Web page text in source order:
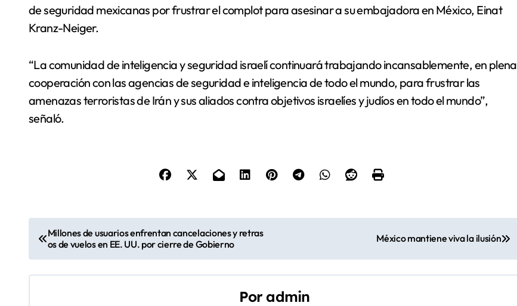
de seguridad mexicanas por frustrar el complot para asesinar a su embajadora en México, Einat
Kranz-Neiger.
“La comunidad de inteligencia y seguridad israelí continuará trabajando incansablemente, en plena
cooperación con las agencias de seguridad e inteligencia de todo el mundo, para frustrar las
amenazas terroristas de Irán y sus aliados contra objetivos israelíes y judíos en todo el mundo”,
señaló.
N
a
v
Millones de usuarios enfrentan cancelaciones y retras
os de vuelos en EE. UU. por cierre de Gobierno
México mantiene viva la ilusión
Poradmin